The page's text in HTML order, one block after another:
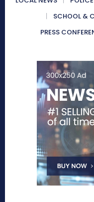
SCHOOL &
PRESS